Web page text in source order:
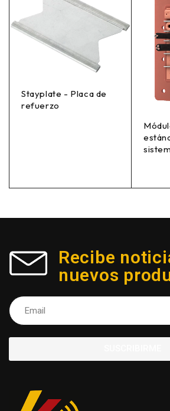
Stayplate - Placa de
refuerzo
Recibe
nuevos